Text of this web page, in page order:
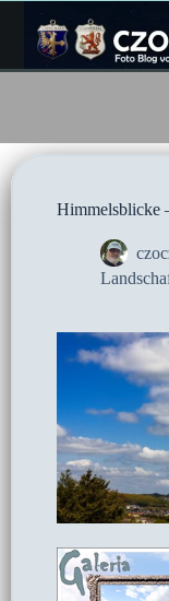
Inhalt
springen
Himmelsblicke